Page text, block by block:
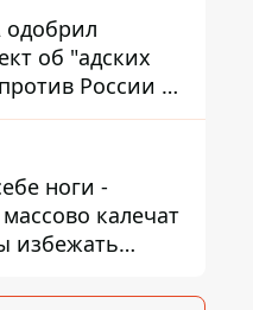
об "адских
России и
ноги -
калечат
избежать